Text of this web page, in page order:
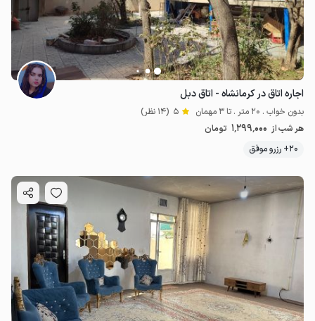
اجاره اتاق در کرمانشاه - اتاق دبل
بدون خواب . 20 متر . تا 3 مهمان 5 (14 نظر)
هر شب از 1٬299٬000 تومان
20+ رزرو موفق